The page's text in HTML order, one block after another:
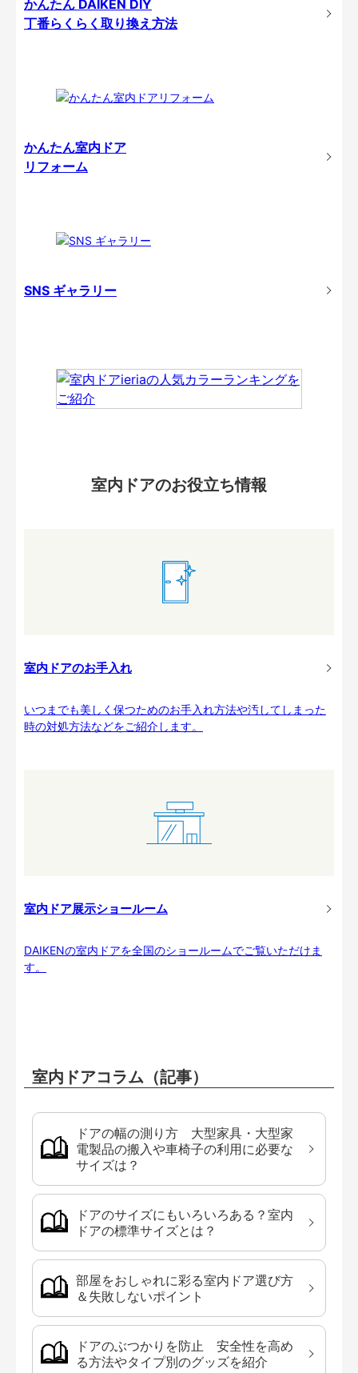
かんたん DAIKEN DIY
丁番らくらく取り換え方法
かんたん室内ドア
リフォーム
SNS ギャラリー
室内ドアのお役立ち情報
室内ドアのお手入れ
いつまでも美しく保つためのお手入れ方法や汚してしまった
時の対処方法などをご紹介します。
室内ドア展示ショールーム
DAIKENの室内ドアを全国のショールームでご覧いただけま
す。
室内ドアコラム（記事）
ドアの幅の測り方 大型家具・大型家
電製品の搬入や車椅子の利用に必要な
サイズは？
ドアのサイズにもいろいろある？室内
ドアの標準サイズとは？
部屋をおしゃれに彩る室内ドア選び方
＆失敗しないポイント
ドアのぶつかりを防止 安全性を高め
る方法やタイプ別のグッズを紹介